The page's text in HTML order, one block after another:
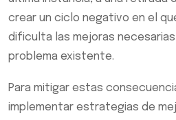
crear un ciclo negativo en el
dificulta las mejoras
problema existente.
Para mitigar estas
implementar estrategias de